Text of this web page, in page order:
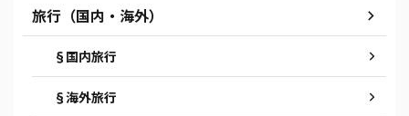
旅行（国内・海外）
§国内旅行
§海外旅行